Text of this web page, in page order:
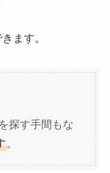
ます。
探す手間もな
。